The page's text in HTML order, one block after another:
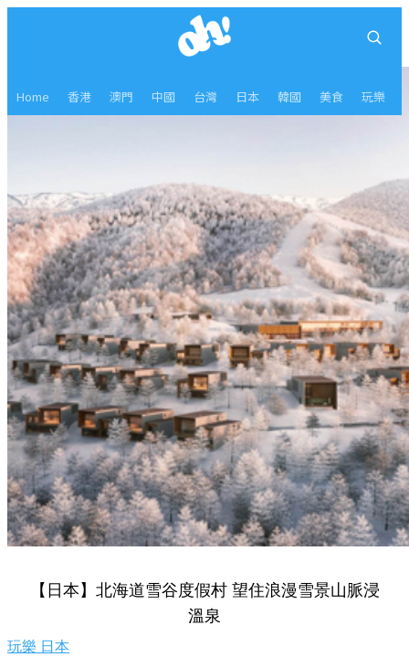
Home 香港 澳門 中國 台灣 日本 韓國 美食 玩樂
【日本】北海道雪谷度假村 望住浪漫雪景山脈浸
溫泉
玩樂 日本